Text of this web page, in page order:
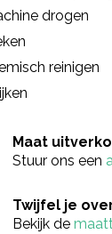
drogen
reinigen
Maat
Stuur ons een
Twijfel je
Bekijk de